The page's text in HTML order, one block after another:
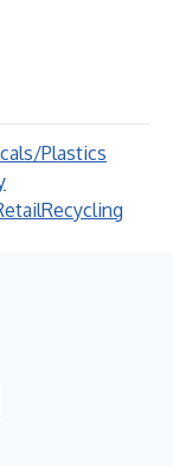
Plastics
Recycling